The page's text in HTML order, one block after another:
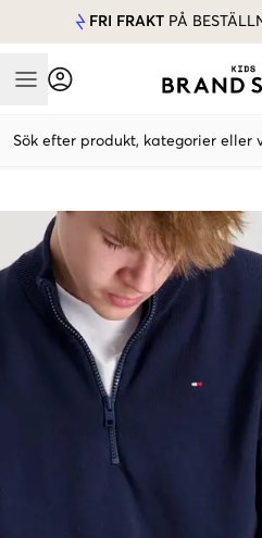
FRI FRAKT PÅ
Mobile Menu
Sök efter produkt, kategorier eller